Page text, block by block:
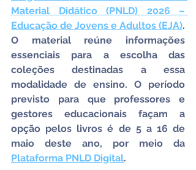
Material Didático (PNLD) 2026 –
Educação de Jovens e Adultos (EJA).
O material reúne informações
essenciais para a escolha das
coleções destinadas a essa
modalidade de ensino. O período
previsto para que professores e
gestores educacionais façam a
opção pelos livros é de 5 a 16 de
Plataforma PNLD Digital.